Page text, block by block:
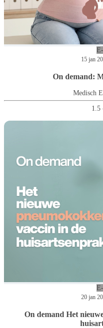
15 jan
On demand:
Medisch
1.5
20 jan
On demand Het